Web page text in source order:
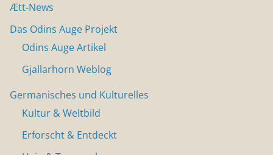
Ætt-News
Das Odins Auge Projekt
Odins Auge Artikel
Gjallarhorn Weblog
Germanisches und Kulturelles
Kultur & Weltbild
Erforscht & Entdeckt